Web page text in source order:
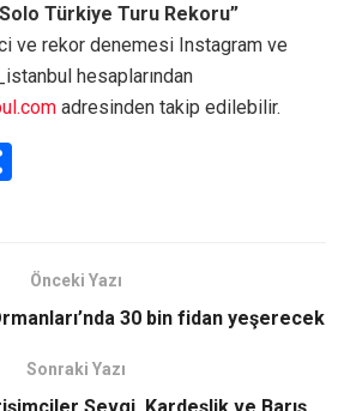
Türkiye Turu Rekoru”
ve rekor denemesi Instagram ve
hesaplarından
adresinden takip edilebilir.
Önceki Yazı
30 bin fidan yeşerecek
Sonraki Yazı